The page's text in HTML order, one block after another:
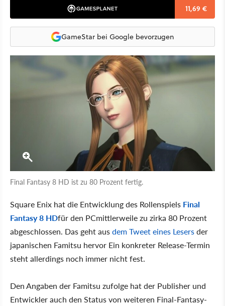
11,69 €
GameStar bei Google bevorzugen
Final Fantasy 8 HD ist zu 80 Prozent fertig.
Square Enix hat die Entwicklung des Rollenspiels Final
Fantasy 8 HDfür den PCmittlerweile zu zirka 80 Prozent
abgeschlossen. Das geht ausdem Tweet eines Lesersder
japanischen Famitsu hervor Ein konkreter Release-Termin
steht allerdings noch immer nicht fest.
Den Angaben der Famitsu zufolge hat der Publisher und
Entwickler auch den Status von weiteren Final-Fantasy-